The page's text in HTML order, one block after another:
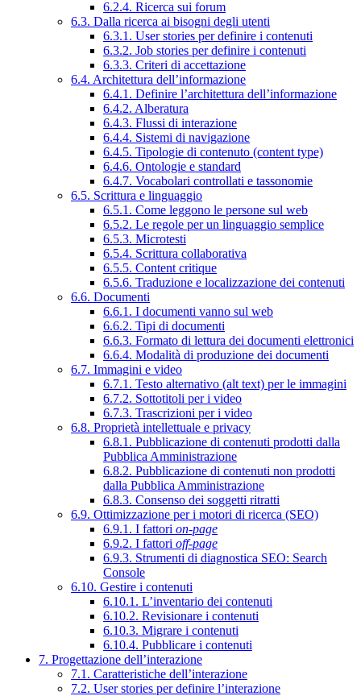
6.2.4. Ricerca sui forum
6.3. Dalla ricerca ai bisogni degli utenti
6.3.1. User stories per definire i contenuti
6.3.2. Job stories per definire i contenuti
6.3.3. Criteri di accettazione
6.4. Architettura dell’informazione
6.4.1. Definire l’architettura dell’informazione
6.4.2. Alberatura
6.4.3. Flussi di interazione
6.4.4. Sistemi di navigazione
6.4.5. Tipologie di contenuto (content type)
6.4.6. Ontologie e standard
6.4.7. Vocabolari controllati e tassonomie
6.5. Scrittura e linguaggio
6.5.1. Come leggono le persone sul web
6.5.2. Le regole per un linguaggio semplice
6.5.3. Microtesti
6.5.4. Scrittura collaborativa
6.5.5. Content critique
6.5.6. Traduzione e localizzazione dei contenuti
6.6. Documenti
6.6.1. I documenti vanno sul web
6.6.2. Tipi di documenti
6.6.3. Formato di lettura dei documenti elettronici
6.6.4. Modalità di produzione dei documenti
6.7. Immagini e video
6.7.1. Testo alternativo (alt text) per le immagini
6.7.2. Sottotitoli per i video
6.7.3. Trascrizioni per i video
6.8. Proprietà intellettuale e privacy
6.8.1. Pubblicazione di contenuti prodotti dalla
Pubblica Amministrazione
6.8.2. Pubblicazione di contenuti non prodotti
dalla Pubblica Amministrazione
6.8.3. Consenso dei soggetti ritratti
6.9. Ottimizzazione per i motori di ricerca (SEO)
6.9.1. I fattori on-page
6.9.2. I fattori off-page
6.9.3. Strumenti di diagnostica SEO: Search
Console
6.10. Gestire i contenuti
6.10.1. L’inventario dei contenuti
6.10.2. Revisionare i contenuti
6.10.3. Migrare i contenuti
6.10.4. Pubblicare i contenuti
7. Progettazione dell’interazione
7.1. Caratteristiche dell’interazione
7.2. User stories per definire l’interazione